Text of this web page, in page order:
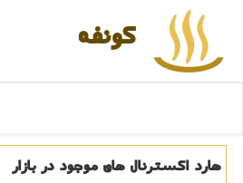
كونفه
هارد اكسترنال های موجود در بازار